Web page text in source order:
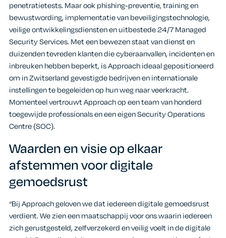
penetratietests. Maar ook phishing-preventie, training en
bewustwording, implementatie van beveiligingstechnologie,
veilige ontwikkelingsdiensten en uitbestede 24/7 Managed
Security Services. Met een bewezen staat van dienst en
duizenden tevreden klanten die cyberaanvallen, incidenten en
inbreuken hebben beperkt, is Approach ideaal gepositioneerd
om in Zwitserland gevestigde bedrijven en internationale
instellingen te begeleiden op hun weg naar veerkracht.
Momenteel vertrouwt Approach op een team van honderd
toegewijde professionals en een eigen Security Operations
Centre (SOC).
Waarden en visie op elkaar
afstemmen voor digitale
gemoedsrust
“Bij Approach geloven we dat iedereen digitale gemoedsrust
verdient. We zien een maatschappij voor ons waarin iedereen
zich gerustgesteld, zelfverzekerd en veilig voelt in de digitale